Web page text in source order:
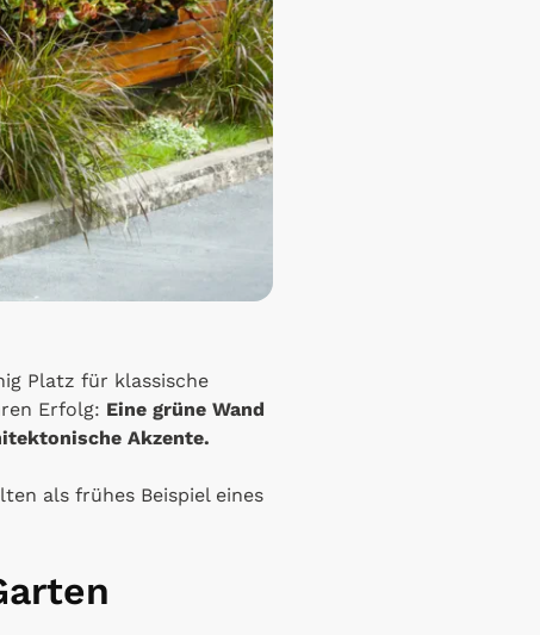
Platz für klassische
Erfolg: Eine grüne Wand
Akzente.
als frühes Beispiel eines